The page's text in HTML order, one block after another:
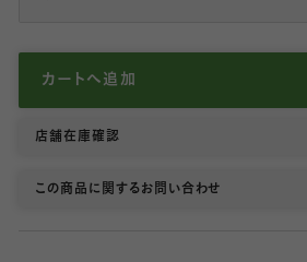
カートへ追加
店舗在庫確認
この商品に関するお問い合わせ